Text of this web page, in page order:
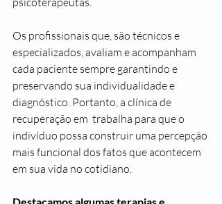
Os profissionais que, são técnicos e
especializados, avaliam e acompanham
cada paciente sempre garantindo e
preservando sua individualidade e
diagnóstico. Portanto, a clínica de
recuperação em  trabalha para que o
indivíduo possa construir uma percepção
mais funcional dos fatos que acontecem
em sua vida no cotidiano.